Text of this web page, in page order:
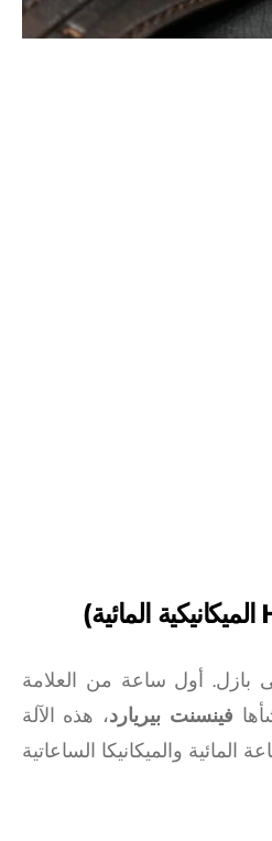
بازل. أول ساعة من العلامة
فينسنت بيريارد، هذه الآلة
المائية والميكانيكا الساعاتية